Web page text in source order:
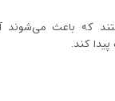
که باعث می‌شوند
کند.